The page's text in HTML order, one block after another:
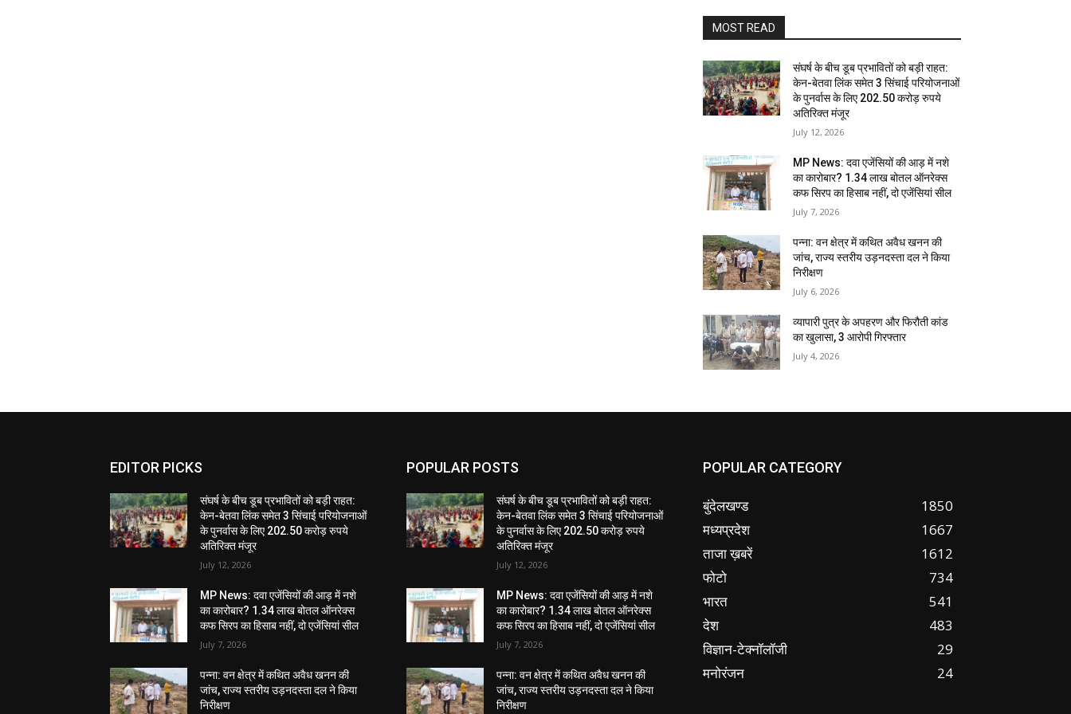
MOST READ
संघर्ष के बीच डूब प्रभावितों को बड़ी राहत:
केन-बेतवा लिंक समेत 3 सिंचाई परियोजनाओं
के पुनर्वास के लिए 202.50 करोड़ रुपये
अतिरिक्त मंजूर
July 12, 2026
MP News: दवा एजेंसियों की आड़ में नशे
का कारोबार? 1.34 लाख बोतल ऑनरेक्स
कफ सिरप का हिसाब नहीं, दो एजेंसियां सील
July 7, 2026
पन्ना: वन क्षेत्र में कथित अवैध खनन की
जांच, राज्य स्तरीय उड़नदस्ता दल ने किया
निरीक्षण
July 6, 2026
व्यापारी पुत्र के अपहरण और फिरौती कांड
का खुलासा, 3 आरोपी गिरफ्तार
July 4, 2026
EDITOR PICKS
संघर्ष के बीच डूब प्रभावितों को बड़ी राहत:
केन-बेतवा लिंक समेत 3 सिंचाई परियोजनाओं
के पुनर्वास के लिए 202.50 करोड़ रुपये
अतिरिक्त मंजूर
July 12, 2026
MP News: दवा एजेंसियों की आड़ में नशे
का कारोबार? 1.34 लाख बोतल ऑनरेक्स
कफ सिरप का हिसाब नहीं, दो एजेंसियां सील
July 7, 2026
पन्ना: वन क्षेत्र में कथित अवैध खनन की
जांच, राज्य स्तरीय उड़नदस्ता दल ने किया
निरीक्षण
POPULAR POSTS
संघर्ष के बीच डूब प्रभावितों को बड़ी राहत:
केन-बेतवा लिंक समेत 3 सिंचाई परियोजनाओं
के पुनर्वास के लिए 202.50 करोड़ रुपये
अतिरिक्त मंजूर
July 12, 2026
MP News: दवा एजेंसियों की आड़ में नशे
का कारोबार? 1.34 लाख बोतल ऑनरेक्स
कफ सिरप का हिसाब नहीं, दो एजेंसियां सील
July 7, 2026
पन्ना: वन क्षेत्र में कथित अवैध खनन की
जांच, राज्य स्तरीय उड़नदस्ता दल ने किया
निरीक्षण
POPULAR CATEGORY
बुंदेलखण्ड
1850
मध्यप्रदेश
1667
ताजा ख़बरें
1612
फोटो
734
भारत
541
देश
483
विज्ञान-टेक्नॉलॉजी
29
मनोरंजन
24